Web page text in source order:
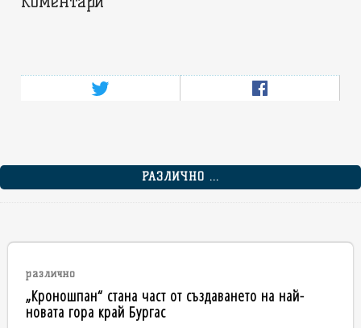
РАЗЛИЧНО ...
различно
„Кроношпан“ стана част от създаването на най-
новата гора край Бургас